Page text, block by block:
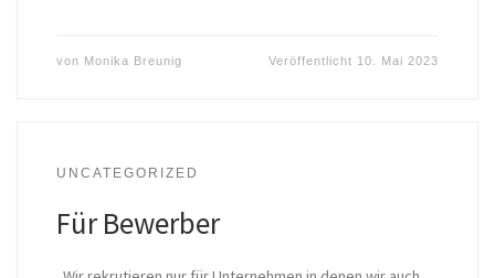
von Monika Breunig Veröffentlicht 10. Mai 2023
UNCATEGORIZED
Für Bewerber